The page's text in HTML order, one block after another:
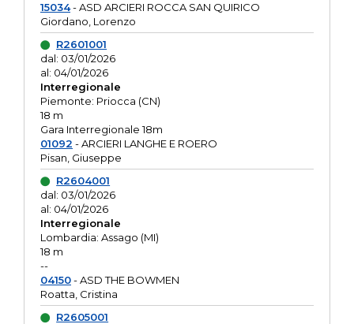
15034- ASD ARCIERI ROCCA SAN QUIRICO
Giordano, Lorenzo
R2601001
dal: 03/01/2026
al: 04/01/2026
Interregionale
Piemonte: Priocca (CN)
18 m
Gara Interregionale 18m
01092 - ARCIERI LANGHE E ROERO
Pisan, Giuseppe
R2604001
dal: 03/01/2026
al: 04/01/2026
Interregionale
Lombardia: Assago (MI)
18 m
--
04150- ASD THE BOWMEN
Roatta, Cristina
R2605001